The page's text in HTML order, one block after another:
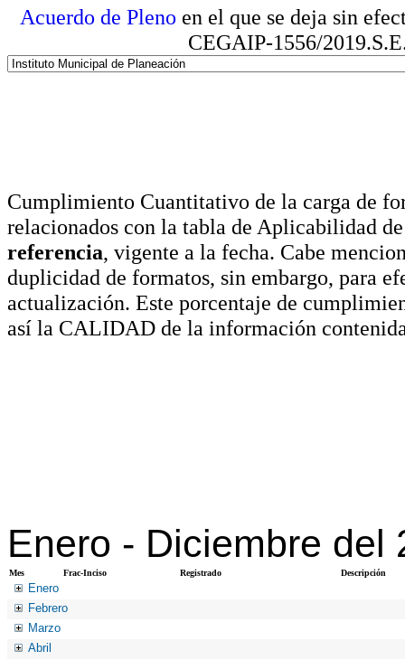
Acuerdo de Pleno en el que se deja sin
CEGAIP-1556/
Cumplimiento Cuantitativo de la carga de
relacionados con la tabla de Aplicabilidad
referencia, vigente a la fecha. Cabe
duplicidad de formatos, sin embargo, para
actualización. Este porcentaje de
así la CALIDAD de la información
Enero - Diciembre del
Mes Frac-Inciso Registrado Descripción
Enero
Febrero
Marzo
Abril